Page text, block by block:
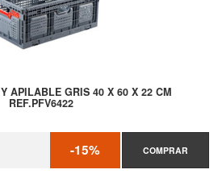
APILABLE GRIS 40 X 60 X 22 CM
REF.PFV6422
-15% COMPRAR